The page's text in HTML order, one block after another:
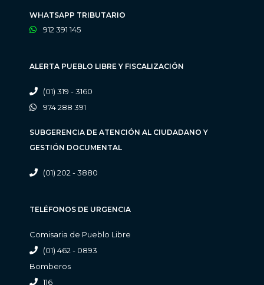
WHATSAPP TRIBUTARIO
912 391 145
ALERTA PUEBLO LIBRE Y FISCALIZACIÓN
(01) 319 - 3160
974 288 391
SUBGERENCIA DE ATENCIÓN AL CIUDADANO Y
GESTIÓN DOCUMENTAL
(01) 202 - 3880
TELÉFONOS DE URGENCIA
Comisaria de Pueblo Libre
(01) 462 - 0893
Bomberos
116